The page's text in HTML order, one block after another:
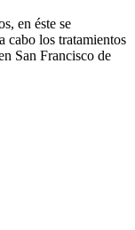
en éste se
cabo los tratamientos
San Francisco de